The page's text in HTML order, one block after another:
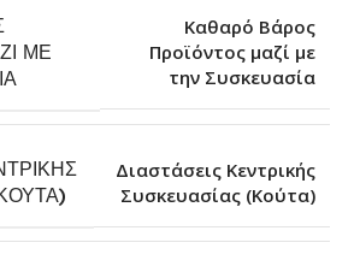
ΜΕ
Καθαρό Βάρος
Προϊόντος μαζί με
την Συσκευασία
Διαστάσεις Κεντρικής
Συσκευασίας (Κούτα)